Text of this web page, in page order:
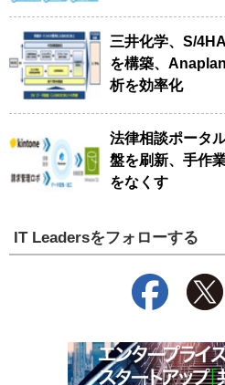
三井化学、S/
を構築、
析を効率化
法律相談ポータ
盤を刷新、手作
をなくす
IT Leadersをフォローする